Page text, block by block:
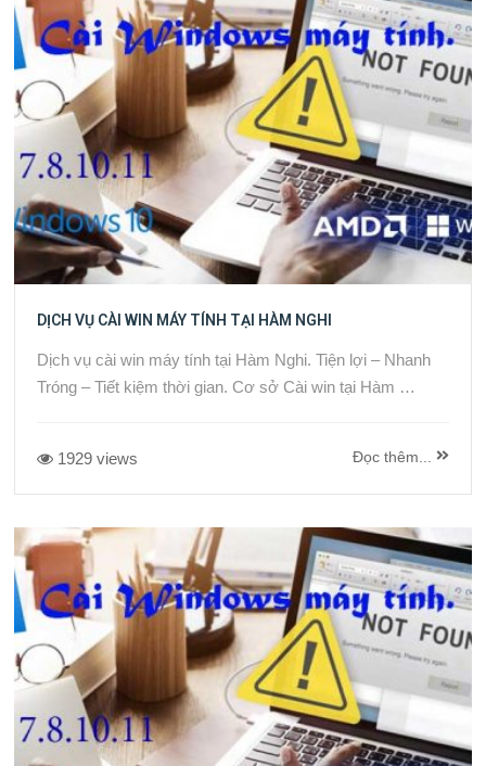
DỊCH VỤ CÀI WIN MÁY TÍNH TẠI HÀM NGHI
Dịch vụ cài win máy tính tại Hàm Nghi. Tiện lợi – Nhanh
Tróng – Tiết kiệm thời gian. Cơ sở Cài win tại Hàm …
1929 views Đọc thêm...